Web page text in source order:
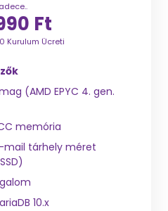
Ft
Kurulum Ücreti
(AMD EPYC 4. gen.
memória
mail tárhely méret
10.x